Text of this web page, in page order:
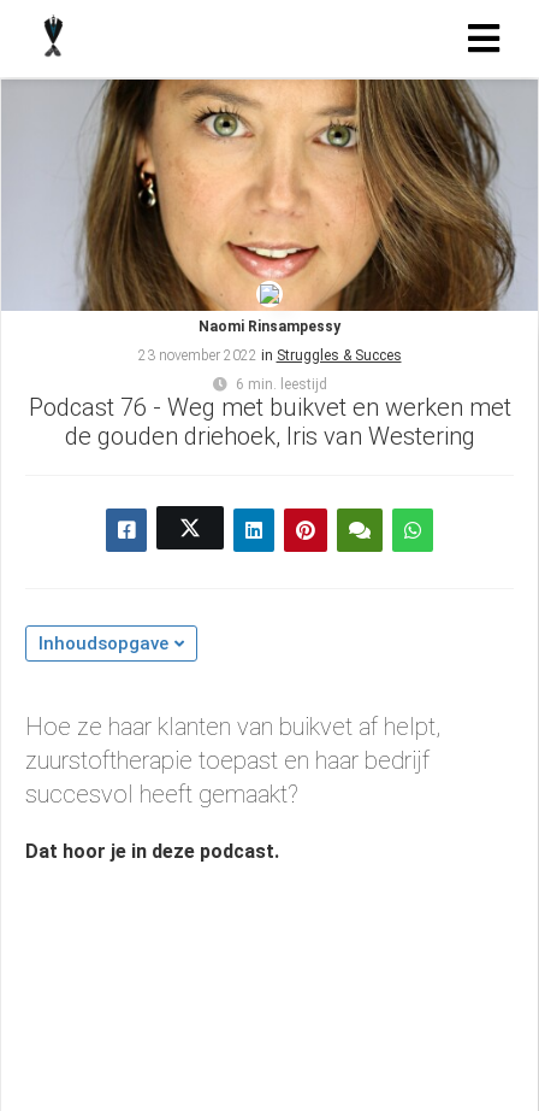
Naomi Rinsampessy
23 november 2022 in Struggles & Succes
6 min. leestijd
Podcast 76 - Weg met buikvet en werken met
de gouden driehoek, Iris van Westering
Inhoudsopgave
Hoe ze haar klanten van buikvet af helpt,
zuurstoftherapie toepast en haar bedrijf
succesvol heeft gemaakt?
Dat hoor je in deze podcast.